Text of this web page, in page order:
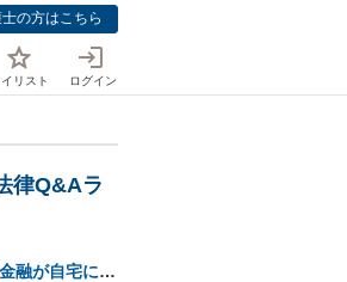
の方はこちら
リスト ログイン
律Q&Aラ
息子の借金問題で消費者金融が自宅にくるのをやめさせる方法はないですか？